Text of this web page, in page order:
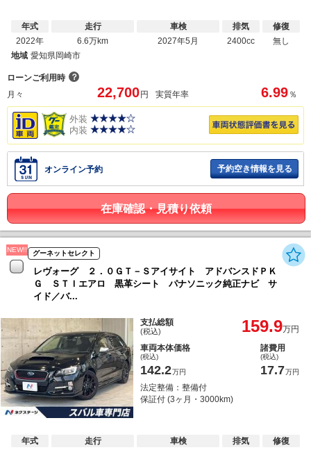
年式
2022年
走行
6.6万km
車検
2027年5月
排気
2400cc
修復
無し
地域 愛知県岡崎市
ローンご利用時 ？
月々
22,700 円 実質年率 6.99 ％
外装
内装
オンライン予約 予約空き情報を見る
在庫確認・見積り依頼
NEW!! グーネットセレクト
レヴォーグ ２．０ＧＴ－Ｓアイサイト アドバンスドＰＫ
Ｇ ＳＴＩエアロ 黒革シート パナソニック純正ナビ サ
イド／バ...
支払総額
(税込) 159.9万円
車両本体価格
(税込)
142.2万円
諸費用
(税込)
17.7万円
法定整備：整備付
保証付 (3ヶ月・3000km)
年式
走行
車検
排気
修復